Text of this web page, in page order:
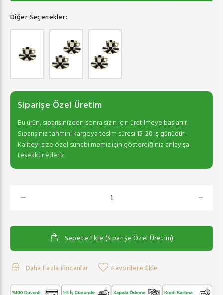
Diğer Seçenekler:
Siparişe Özel Üretim
Bu ürün, siparişinizden sonra sizin için üretilmeye başlanır.
Siparişiniz tahmini kargoya teslim süresi15-20 iş günüdür.
Kaliteyi size özel sunabilmemiz için gösterdiğiniz anlayışa
teşekkür ederiz.
Sepete Ekle (Siparişe Özel Üretim)
Daha Fazla Fincanlar Favorilere Ekle